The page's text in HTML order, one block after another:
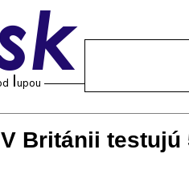
V Británii testujú